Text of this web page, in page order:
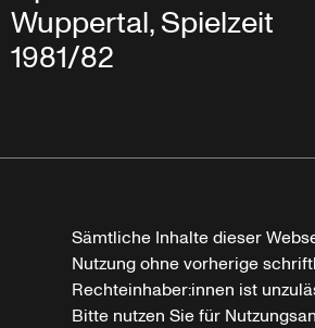
Wuppertal, Spielzeit
1981/82
Sämtliche Inhalte dieser
Nutzung ohne vorherige
Rechteinhaber:innen ist
Bitte nutzen Sie für